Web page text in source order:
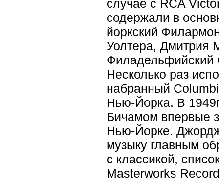
случае с RCA
содержали в
йоркский
Уолтера, Дмитрия
Несколько раз
набранный
Нью-Йорка. В
Бичамом впервые
Нью-Йорке.
музыку главным
с классикой,
Masterworks